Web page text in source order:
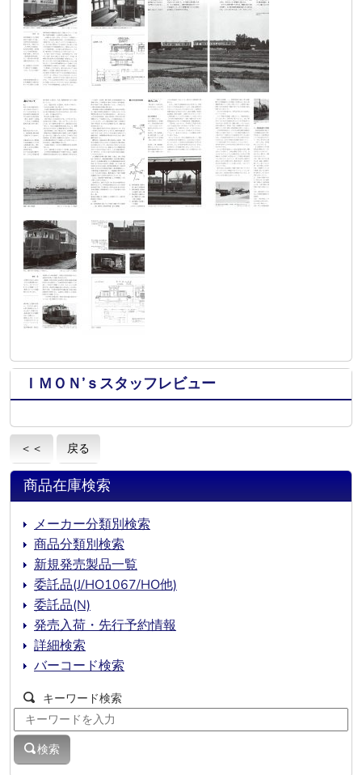
ＩＭＯＮ’ｓスタッフレビュー
＜＜ 戻る
商品在庫検索
メーカー分類別検索
商品分類別検索
新規発売製品一覧
委託品(J/HO1067/HO他)
委託品(N)
発売入荷・先行予約情報
詳細検索
バーコード検索
キーワード検索
検索